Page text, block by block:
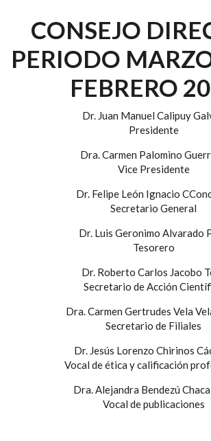
CONSEJO
PERIODO
FEBRERO
Dr. Juan Manuel Calipuy
Presidente
Dra. Carmen Palomino
Vice Presidente
Dr. Felipe León Ignacio
Secretario General
Dr. Luis Geronimo Alvarado
Tesorero
Dr. Roberto Carlos Jacobo
Secretario de Acción
Dra. Carmen Gertrudes Vela
Secretario de Filiales
Dr. Jesús Lorenzo Chirinos
Vocal de ética y calificación
Dra. Alejandra Bendezú
Vocal de publicaciones